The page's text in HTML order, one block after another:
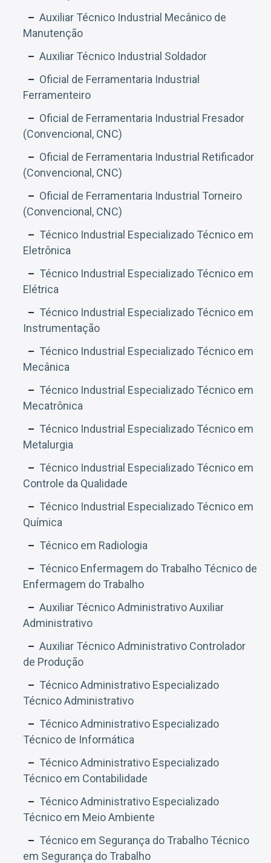
Auxiliar Técnico Industrial Mecânico de
Manutenção
Auxiliar Técnico Industrial Soldador
Oficial de Ferramentaria Industrial
Ferramenteiro
Oficial de Ferramentaria Industrial Fresador
(Convencional, CNC)
Oficial de Ferramentaria Industrial Retificador
(Convencional, CNC)
Oficial de Ferramentaria Industrial Torneiro
(Convencional, CNC)
Técnico Industrial Especializado Técnico em
Eletrônica
Técnico Industrial Especializado Técnico em
Elétrica
Técnico Industrial Especializado Técnico em
Instrumentação
Técnico Industrial Especializado Técnico em
Mecânica
Técnico Industrial Especializado Técnico em
Mecatrônica
Técnico Industrial Especializado Técnico em
Metalurgia
Técnico Industrial Especializado Técnico em
Controle da Qualidade
Técnico Industrial Especializado Técnico em
Química
Técnico em Radiologia
Técnico Enfermagem do Trabalho Técnico de
Enfermagem do Trabalho
Auxiliar Técnico Administrativo Auxiliar
Administrativo
Auxiliar Técnico Administrativo Controlador
de Produção
Técnico Administrativo Especializado
Técnico Administrativo
Técnico Administrativo Especializado
Técnico de Informática
Técnico Administrativo Especializado
Técnico em Contabilidade
Técnico Administrativo Especializado
Técnico em Meio Ambiente
Técnico em Segurança do Trabalho Técnico
em Segurança do Trabalho